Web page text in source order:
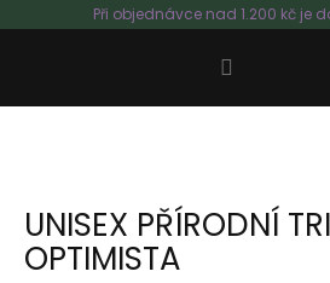
na
Při objednávce nad 1.200 kč je
UNISEX PŘÍRODNÍ
OPTIMISTA